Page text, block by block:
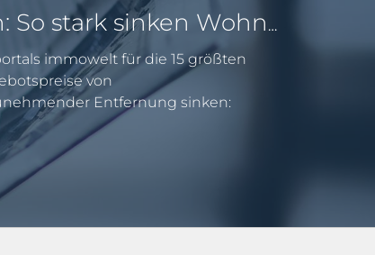
Pendeln lohnt sich: So stark sinken Wohnungspreise im Umland
immowelt für die 15 größten
von
Entfernung sinken: